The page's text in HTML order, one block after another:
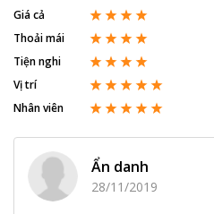
Giá cả
Thoải mái
Tiện nghi
Vị trí
Nhân viên
Ẩn danh
28/11/2019